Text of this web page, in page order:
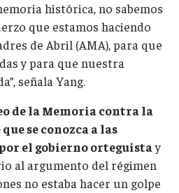
histórica, no sabemos
que estamos haciendo
de Abril (AMA), para que
y para que nuestra
señala Yang.
de la Memoria contra la
se conozca a las
el gobierno orteguistay
al argumento del régimen
no estaba hacer un golpe